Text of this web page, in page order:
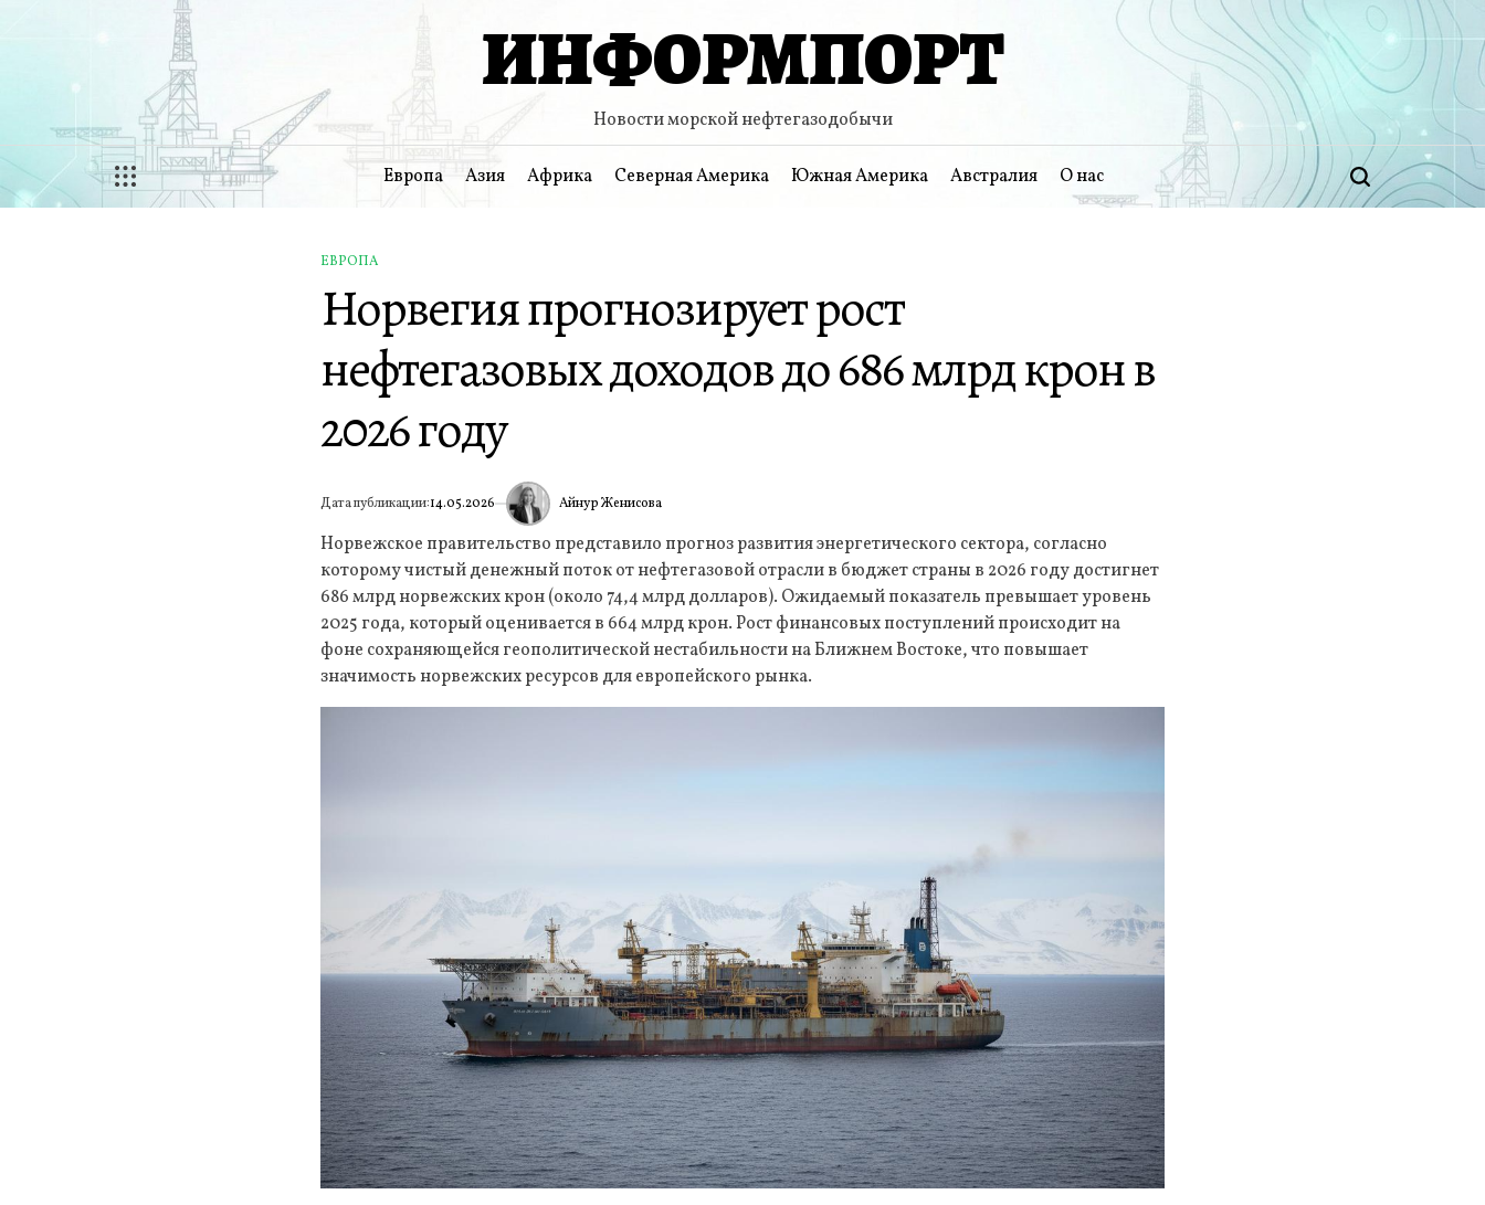
ИНФОРМПОРТ
Новости морской нефтегазодобычи
Европа Азия Африка Северная Америка Южная Америка Австралия О нас Поиск
ОПУБЛИКОВАНО
В
ЕВРОПА
Норвегия прогнозирует рост
нефтегазовых доходов до 686 млрд крон в
2026 году
Дата публикации:14.05.2026 ИА Айнур Женисова
Норвежское правительство представило прогноз развития энергетического сектора, согласно
которому чистый денежный поток от нефтегазовой отрасли в бюджет страны в 2026 году достигнет
686 млрд норвежских крон (около 74,4 млрд долларов). Ожидаемый показатель превышает уровень
2025 года, который оценивается в 664 млрд крон. Рост финансовых поступлений происходит на
фоне сохраняющейся геополитической нестабильности на Ближнем Востоке, что повышает
значимость норвежских ресурсов для европейского рынка.